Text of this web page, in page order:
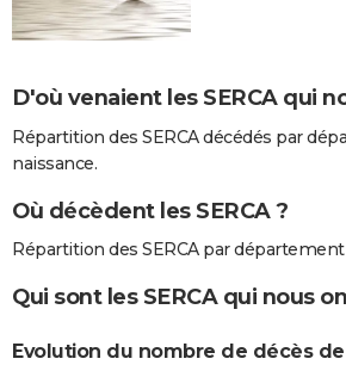
D'où venaient les SERCA qui
Répartition des SERCA décédés par
naissance.
Où décèdent les SERCA ?
Répartition des SERCA par département
Qui sont les SERCA qui nous
Evolution du nombre de décès de